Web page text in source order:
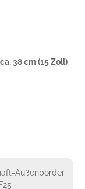
38 cm (15 Zoll)
Außenborder